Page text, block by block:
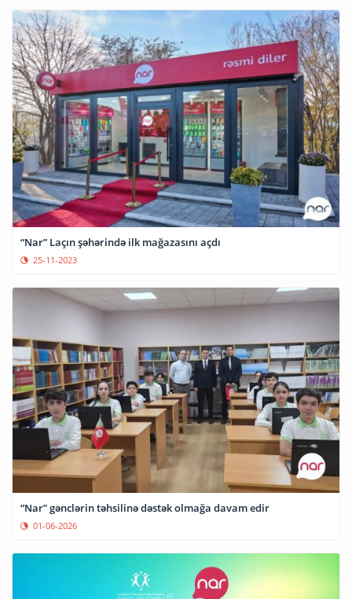
“Nar” Laçın şəhərində ilk mağazasını açdı
25-11-2023
“Nar” gənclərin təhsilinə dəstək olmağa davam edir
01-06-2026